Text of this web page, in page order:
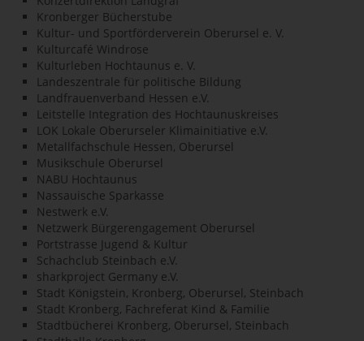
Kronberger Bücherstube
Kultur- und Sportförderverein Oberursel e. V.
Kulturcafé Windrose
Kulturleben Hochtaunus e. V.
Landeszentrale für politische Bildung
Landfrauenverband Hessen e.V.
Leitstelle Integration des Hochtaunuskreises
LOK Lokale Oberurseler Klimainitiative e.V.
Metallfachschule Hessen, Oberursel
Musikschule Oberursel
NABU Hochtaunus
Nassauische Sparkasse
Nestwerk e.V.
Netzwerk Bürgerengagement Oberursel
Portstrasse Jugend & Kultur
Schachclub Steinbach e.V.
sharkproject Germany e.V.
Stadt Königstein, Kronberg, Oberursel, Steinbach
Stadt Kronberg, Fachreferat Kind & Familie
Stadtbücherei Kronberg, Oberursel, Steinbach